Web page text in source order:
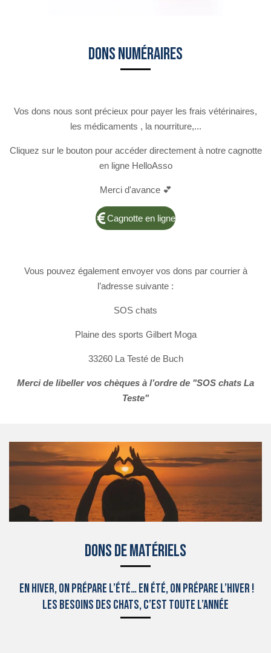
Dons Numéraires
Vos dons nous sont précieux pour payer les frais vétérinaires,
les médicaments , la nourriture,...
Cliquez sur le bouton pour accéder directement à notre cagnotte
en ligne HelloAsso
Merci d'avance 💕
Cagnotte en ligne
Vous pouvez également envoyer vos dons par courrier à
l’adresse suivante :
SOS chats
Plaine des sports Gilbert Moga
33260 La Testé de Buch
Merci de libeller vos chèques à l’ordre de "SOS chats La
Teste"
Dons de Matériels
En hiver, on prépare l’été… en été, on prépare l’hiver !
Les besoins des chats, c’est toute l’année